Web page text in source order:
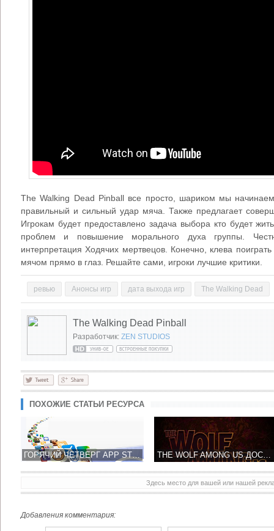
The Walking Dead Pinball все просто, шариком мы
правильный и сильный удар мяча. Также предлагает
Игрокам будет предоставлено задача выбора кто будет
проблем и повышение морального духа группы.
интерпретация Ходячих мертвецов. Конечно, клева
мячом прямо в глаз. Решайте сами, игроки лучшие критики.
ревью Анонсы игр дата выхода игр The Walking Dead
The Walking Dead Pinball
Разработчик: ZEN STUDIOS
ПОХОЖИЕ СТАТЬИ РЕСУРСА
ГОРЯЧИЙ ЧЕТВЕРГ APP STORE: CUT THE ROPE 2, REPUBLIQUE, RIDGE RACER SLIPSTREAM, WALKING DEAD: THE GAME - SEASON 2 И ДРУГИЕ … THE WOLF AMONG US ДОСТУПЕН В APP STORE КАК УНИВЕРСАЛЬНОЕ ПРИЛОЖЕНИЕ
Здесь место для вашей или нашей
Добавления комментария: